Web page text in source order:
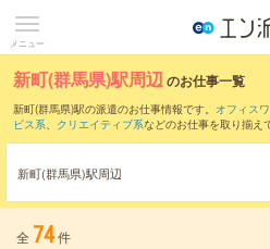
メニュー
新町(群馬県)駅周辺のお仕事一覧
新町(群馬県)駅の派遣のお仕事情報です。 オフィス
ビス系、 クリエイティブ系などのお仕事を取り揃え
また、赤坂(群馬県)駅・
事もご確認いただけます。
新町(群馬県)駅周辺
全 74件